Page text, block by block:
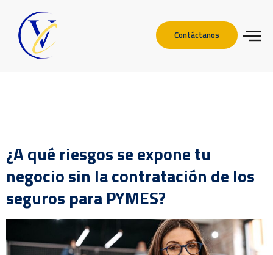
Contáctanos
¿A qué riesgos se expone tu
negocio sin la contratación de los
seguros para PYMES?